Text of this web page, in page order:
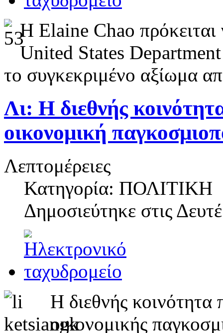
Η Elaine Chao πρόκειται
United States
το συγκεκριμένο αξίωμα
Λι: Η διεθνής
οικονομική
Λεπτομέρειες
Κατηγορία: ΠΟΛΙΤΙΚΗ
Δημοσιεύτηκε στις
Η διεθνής κοινότητα
οικονομικής